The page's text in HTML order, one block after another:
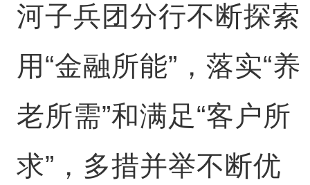
河子兵团分行不断探索
用“金融所能”，落实“养
老所需”和满足“客户所
求”，多措并举不断优